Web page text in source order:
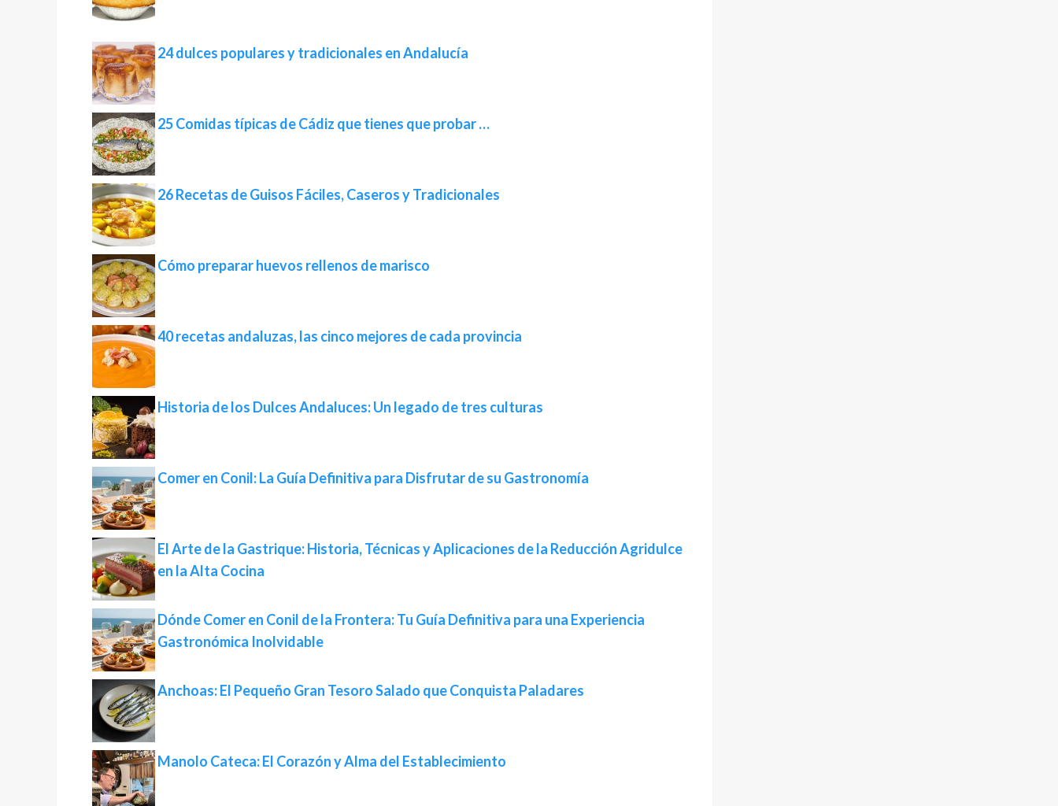
24 dulces populares y tradicionales en Andalucía
25 Comidas típicas de Cádiz que tienes que probar …
26 Recetas de Guisos Fáciles, Caseros y Tradicionales
Cómo preparar huevos rellenos de marisco
40 recetas andaluzas, las cinco mejores de cada provincia
Historia de los Dulces Andaluces: Un legado de tres culturas
Comer en Conil: La Guía Definitiva para Disfrutar de su Gastronomía
El Arte de la Gastrique: Historia, Técnicas y Aplicaciones de la Reducción Agridulce
en la Alta Cocina
Dónde Comer en Conil de la Frontera: Tu Guía Definitiva para una Experiencia
Gastronómica Inolvidable
Anchoas: El Pequeño Gran Tesoro Salado que Conquista Paladares
Manolo Cateca: El Corazón y Alma del Establecimiento